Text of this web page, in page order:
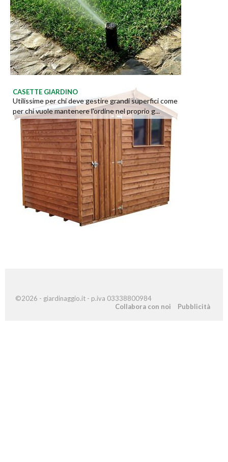
CASETTE GIARDINO
Utilissime per chi deve gestire grandi superfici come
per chi vuole mantenere l'ordine nel proprio g...
©2026 - giardinaggio.it - p.iva 03338800984
Collabora con noi
Pubblicità